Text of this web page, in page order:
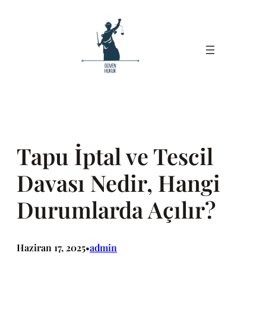
Tapu İptal ve Tescil
Davası Nedir, Hangi
Durumlarda Açılır?
Haziran 17, 2025•admin